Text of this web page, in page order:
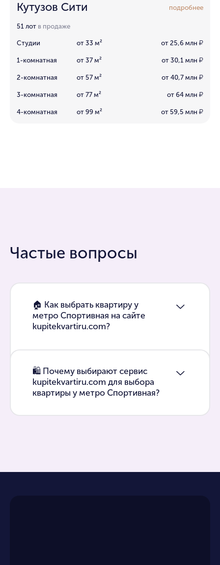
Кутузов Сити подробнее
51 лот в продаже
Студии от 33 м² от 25,6 млн ₽
1-комнатная от 37 м² от 30,1 млн ₽
2-комнатная от 57 м² от 40,7 млн ₽
3-комнатная от 77 м² от 64 млн ₽
4-комнатная от 99 м² от 59,5 млн ₽
Частые вопросы
🏠 Как выбрать квартиру у
метро Спортивная на сайте
kupitekvartiru.com?
🛍 Почему выбирают сервис
kupitekvartiru.com для выбора
квартиры у метро Спортивная?